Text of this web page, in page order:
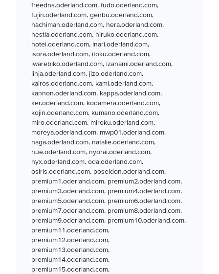
freedns.oderland.com, fudo.oderland.com,
fujin.oderland.com, genbu.oderland.com,
hachiman.oderland.com, hera.oderland.com,
hestia.oderland.com, hiruko.oderland.com,
hotei.oderland.com, inari.oderland.com,
isora.oderland.com, itoku.oderland.com,
iwarebiko.oderland.com, izanami.oderland.com,
jinja.oderland.com, jizo.oderland.com,
kairos.oderland.com, kami.oderland.com,
kannon.oderland.com, kappa.oderland.com,
ker.oderland.com, kodamera.oderland.com,
kojin.oderland.com, kumano.oderland.com,
miro.oderland.com, miroku.oderland.com,
moreya.oderland.com, mwp01.oderland.com,
naga.oderland.com, natalie.oderland.com,
nue.oderland.com, nyorai.oderland.com,
nyx.oderland.com, oda.oderland.com,
osiris.oderland.com, poseidon.oderland.com,
premium1.oderland.com, premium2.oderland.com,
premium3.oderland.com, premium4.oderland.com,
premium5.oderland.com, premium6.oderland.com,
premium7.oderland.com, premium8.oderland.com,
premium9.oderland.com, premium10.oderland.com,
premium11.oderland.com,
premium12.oderland.com,
premium13.oderland.com,
premium14.oderland.com,
premium15.oderland.com,